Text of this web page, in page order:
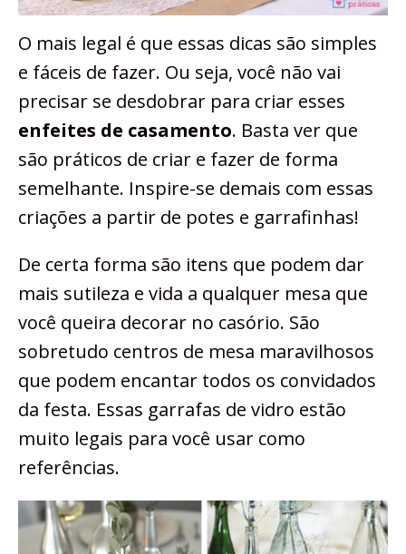
O mais legal é que essas dicas são simples
e fáceis de fazer. Ou seja, você não vai
precisar se desdobrar para criar esses
enfeites de casamento. Basta ver que
são práticos de criar e fazer de forma
semelhante. Inspire-se demais com essas
criações a partir de potes e garrafinhas!
De certa forma são itens que podem dar
mais sutileza e vida a qualquer mesa que
você queira decorar no casório. São
sobretudo centros de mesa maravilhosos
que podem encantar todos os convidados
da festa. Essas garrafas de vidro estão
muito legais para você usar como
referências.